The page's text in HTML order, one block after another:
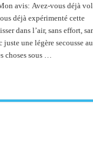
avis: Avez-vous déjà
déjà expérimenté cette
dans l’air, sans effort,
une légère secousse au
choses sous …